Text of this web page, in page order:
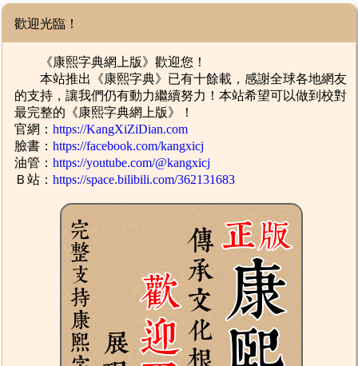
歡迎光臨！
《康熙字典網上版》歡迎您！
本站推出《康熙字典》已有十餘載，感謝全球各地網友
的支持，讓我們仍有動力繼續努力！本站希望可以做到校對
最完整的《康熙字典網上版》！
官網：https://KangXiZiDian.com
臉書：https://facebook.com/kangxicj
油管：https://youtube.com/@kangxicj
Ｂ站：https://space.bilibili.com/362131683